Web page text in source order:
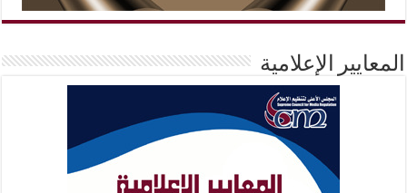
المعايير الإعلامية